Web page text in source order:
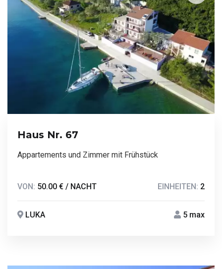
Haus Nr. 67
Appartements und Zimmer mit Frühstück
VON: 50.00 € / NACHT EINHEITEN: 2
LUKA 5 max